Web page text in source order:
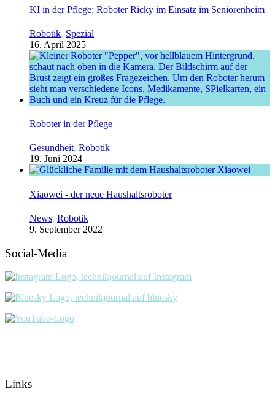
KI in der Pflege: Roboter Ricky im Einsatz im Seniorenheim
Robotik, Spezial
16. April 2025
Roboter in der Pflege
Gesundheit, Robotik
19. Juni 2024
Xiaowei - der neue Haushaltsroboter
News, Robotik
9. September 2022
Social-Media
Links